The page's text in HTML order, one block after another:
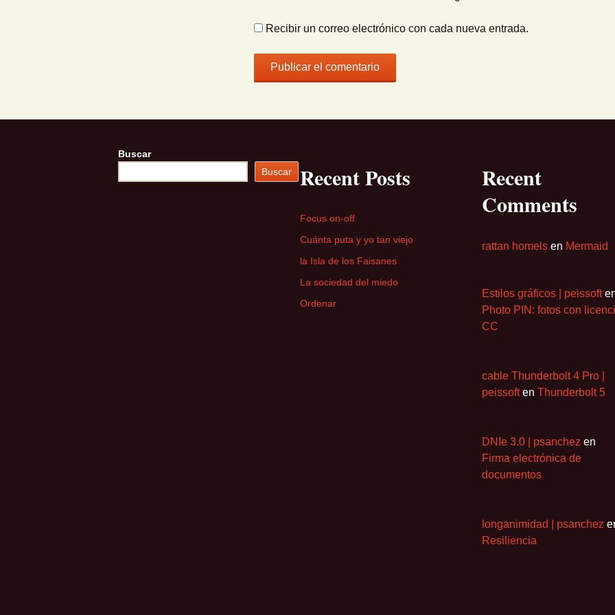
Recibir un correo electrónico con cada nueva entrada.
Buscar
Buscar
Recent Posts
Focus on-off
Cuánta puta y yo tan viejo
la Isla de los Faisanes
La sociedad del miedo
Ordenar
Recent
Comments
rattan homels en Mermaid
Estilos gráficos | peissoft
Photo PIN: fotos con
CC
cable Thunderbolt 4 Pro |
peissoften Thunderbolt 5
DNIe 3.0 | psanchez en
Firma electrónica de
documentos
longanimidad | psanchez
Resiliencia